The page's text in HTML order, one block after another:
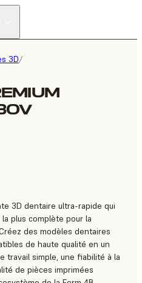
3D/
3D dentaire ultra-rapide qui
plus complète pour la
des modèles dentaires
de haute qualité en un
travail simple, une fiabilité à la
de pièces imprimées